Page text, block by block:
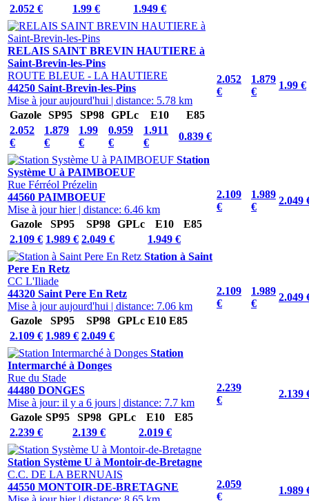
2.052 €
1.99 € 1.949 €
RELAIS SAINT BREVIN HAUTIERE à
Saint-Brevin-les-Pins
ROUTE BLEUE - LA HAUTIERE
44250 Saint-Brevin-les-Pins
Mise à jour aujourd'hui | distance: 5.78 km
Gazole SP95 SP98 GPLc E10
E85
2.052
€
1.879
€
1.99
€
0.959
€
1.911
€
0.839 €
2.052
€
1.879
€
1.99 €
Station
Système U à PAIMBOEUF
Rue Férréol Prézelin
44560 PAIMBOEUF
Mise à jour hier | distance: 6.46 km
Gazole
SP95 SP98 GPLc E10
E85
2.109 € 1.989 € 2.049 € 1.949 €
2.109
€
1.989
€
2.049
Station à Saint
Pere En Retz
CC L'Iliade
44320 Saint Pere En Retz
Mise à jour aujourd'hui | distance: 7.06 km
Gazole
SP95 SP98 GPLc E10 E85
2.109 € 1.989 € 2.049 €
2.109
€
1.989
€
2.049
Station
Intermarché à Donges
Rue du Stade
44480 DONGES
Mise à jour: il y a 6 jours | distance: 7.7 km
Gazole SP95 SP98 GPLc E10
E85
2.239 €
2.139 € 2.019 €
2.239
€
2.139
Station Système U à Montoir-de-Bretagne
C.C. DE LA BERNUAIS
44550 MONTOIR-DE-BRETAGNE
2.059
€
1.989